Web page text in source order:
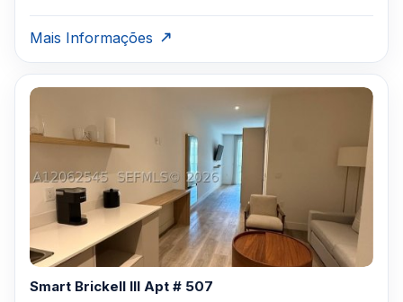
Mais Informações
Smart Brickell III Apt # 507